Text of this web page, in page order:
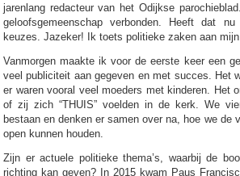
jarenlang redacteur van het Odijkse
geloofsgemeenschap verbonden. Heeft dat
keuzes. Jazeker! Ik toets politieke zaken aan
Vanmorgen maakte ik voor de eerste keer een
veel publiciteit aan gegeven en met succes. Het
er waren vooral veel moeders met kinderen. Het
of zij zich “THUIS” voelden in de kerk. We
bestaan en denken er samen over na, hoe we de
open kunnen houden.
Zijn er actuele politieke thema’s, waarbij de
richting kan geven? In 2015 kwam Paus